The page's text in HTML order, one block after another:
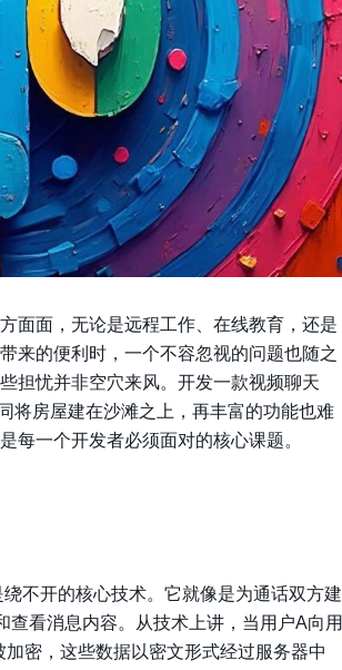
面面，无论是远程工作、在线教育，还是
来的便利时，一个不容忽视的问题也随之
担忧并非空穴来风。开发一款视频聊天
将房屋建在沙滩之上，再丰富的功能也难
每一个开发者必须面对的核心课题。
绕不开的核心技术。它就像是为通话双方建
查看消息内容。从技术上讲，当用户A向用
密，这些数据以密文形式经过服务器中